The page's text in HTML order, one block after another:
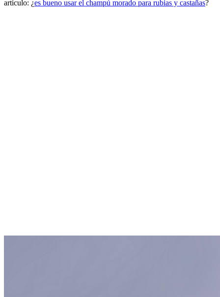
artículo: ¿es bueno usar el champú morado para rubias y castañas?